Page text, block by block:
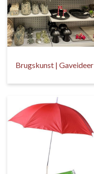
Brugskunst | Gaveideer